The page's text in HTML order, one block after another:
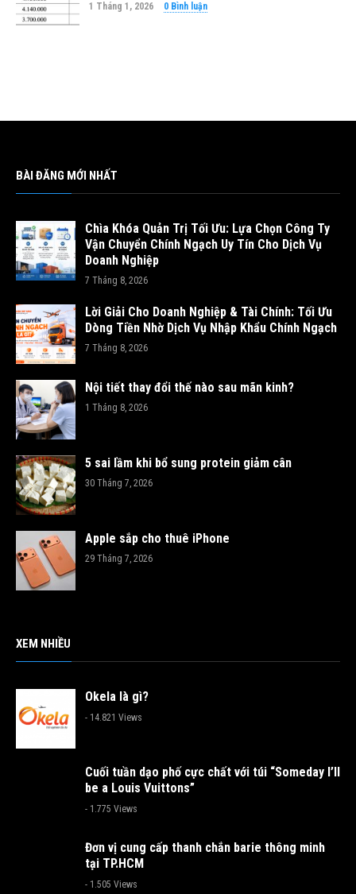
1 Tháng 1, 2026 0 Bình luận
BÀI ĐĂNG MỚI NHẤT
Chìa Khóa Quản Trị Tối Ưu: Lựa Chọn Công Ty
Vận Chuyển Chính Ngạch Uy Tín Cho Dịch Vụ
Doanh Nghiệp
7 Tháng 8, 2026
Lời Giải Cho Doanh Nghiệp & Tài Chính: Tối Ưu
Dòng Tiền Nhờ Dịch Vụ Nhập Khẩu Chính Ngạch
7 Tháng 8, 2026
Nội tiết thay đổi thế nào sau mãn kinh?
1 Tháng 8, 2026
5 sai lầm khi bổ sung protein giảm cân
30 Tháng 7, 2026
Apple sắp cho thuê iPhone
29 Tháng 7, 2026
XEM NHIỀU
Okela là gì?
- 14.821 Views
Cuối tuần dạo phố cực chất với túi “Someday I’ll
be a Louis Vuittons”
- 1.775 Views
Đơn vị cung cấp thanh chắn barie thông minh
tại TP.HCM
- 1.505 Views